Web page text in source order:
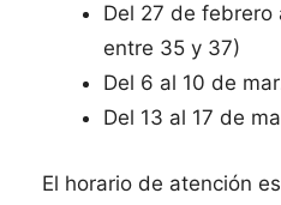
Del 27 de febrero
entre 35 y 37)
Del 6 al 10 de
Del 13 al 17 de
El horario de atención